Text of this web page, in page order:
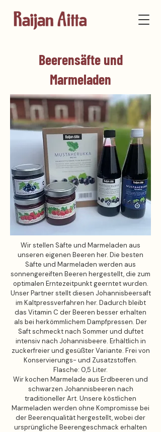
Beerensäfte und
Marmeladen
Wir stellen Säfte und Marmeladen aus
unseren eigenen Beeren her. Die besten
Säfte und Marmeladen werden aus
sonnengereiften Beeren hergestellt, die zum
optimalen Erntezeitpunkt geerntet wurden.
Unser Partner stellt diesen Johannisbeersaft
im Kaltpressverfahren her. Dadurch bleibt
das Vitamin C der Beeren besser erhalten
als bei herkömmlichem Dampfpressen. Der
Saft schmeckt nach Sommer und duftet
intensiv nach Johannisbeere. Erhältlich in
zuckerfreier und gesüßter Variante. Frei von
Konservierungs- und Zusatzstoffen.
Flasche: 0,5 Liter.
Wir kochen Marmelade aus Erdbeeren und
schwarzen Johannisbeeren nach
traditioneller Art. Unsere köstlichen
Marmeladen werden ohne Kompromisse bei
der Beerenqualität hergestellt, wobei der
ursprüngliche Beerengeschmack erhalten